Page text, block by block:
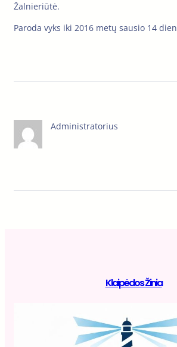
Žalnieriūtė.
Paroda vyks iki 2016 metų sausio 14
Administratorius
Klaipėdos Žinia